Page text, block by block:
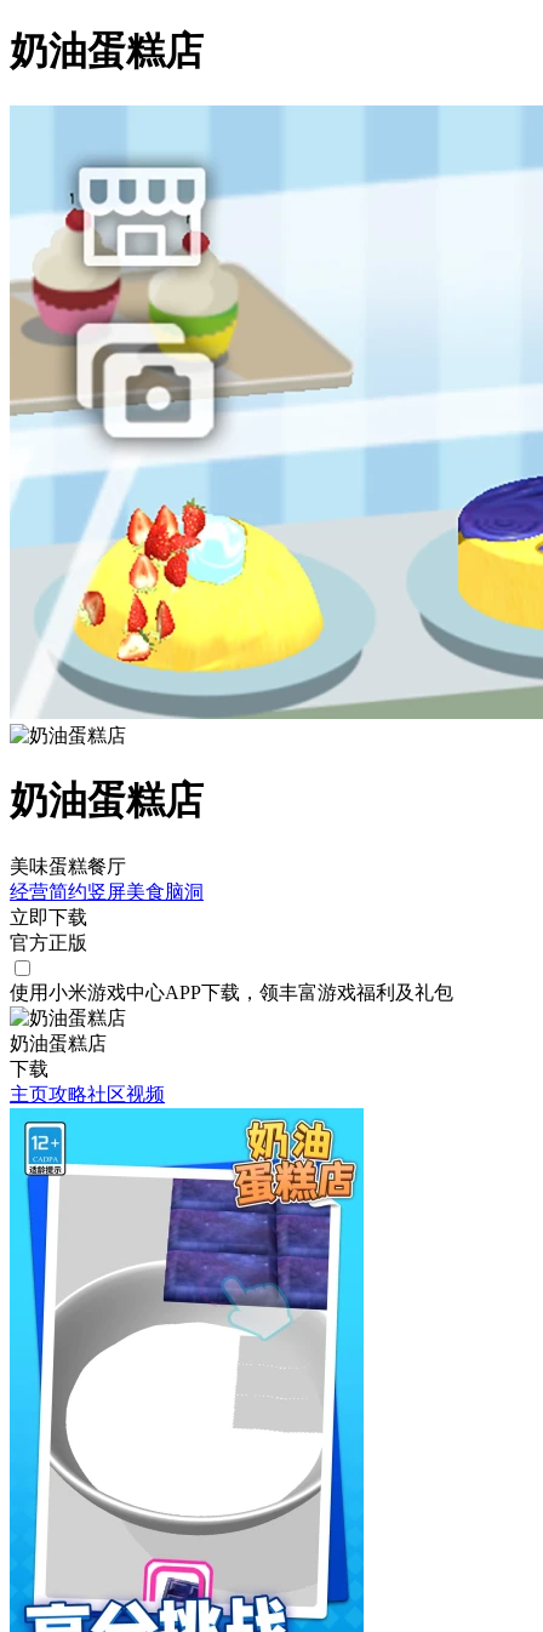
奶油蛋糕店
奶油蛋糕店
美味蛋糕餐厅
经营简约竖屏美食脑洞
立即下载
官方正版
使用小米游戏中心APP下载 ，领丰富游戏福利 及礼包
奶油蛋糕店
下载
主页攻略社区视频